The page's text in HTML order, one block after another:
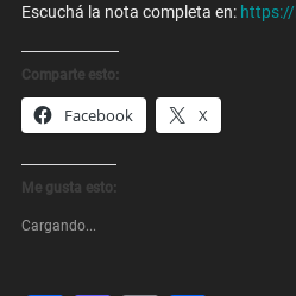
Escuchá la nota completa en:
Comparte esto:
Facebook X
Me gusta esto:
Cargando...